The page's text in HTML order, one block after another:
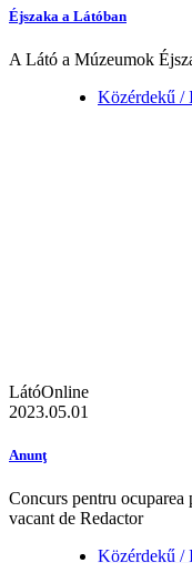
Éjszaka a Látóban
A Látó a Múzeumok
Közérdekű /
LátóOnline
2023.05.01
Anunţ
Concurs pentru ocuparea
vacant de Redactor
Közérdekű /